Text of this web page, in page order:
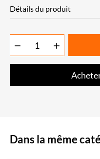
Détails du produit
 
Dans la même